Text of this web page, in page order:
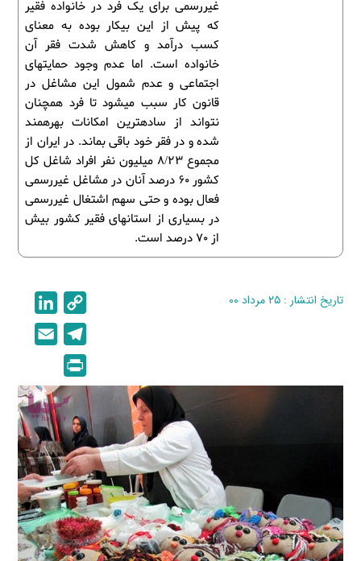
غیررسمی برای یک فرد در خانواده فقیر
که پیش از این بیکار بوده به معنای
کسب درآمد و کاهش شدت فقر آن
خانواده است. اما عدم وجود حمایت­های
اجتماعی و عدم شمول این مشاغل در
قانون کار سبب می­شود تا فرد همچنان
نتواند از ساده­ترین امکانات بهره­مند
شده و در فقر خود باقی بماند. در ایران از
مجموع 8/23 میلیون نفر افراد شاغل کل
کشور 60 درصد آنان در مشاغل غیررسمی
فعال بوده و حتی سهم اشتغال غیررسمی
در بسیاری از استان­های فقیر کشور بیش
از 70 درصد است.
تاریخ انتشار : ۲۵ مرداد ۰۰
o
p
y
L
i
n
k
i
n
e
d
I
n
e
l
e
g
r
a
m
i
l
r
i
n
t